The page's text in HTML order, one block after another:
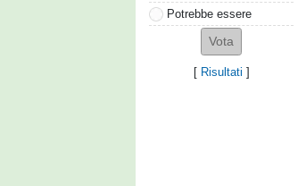
Potrebbe essere
[ Risultati ]